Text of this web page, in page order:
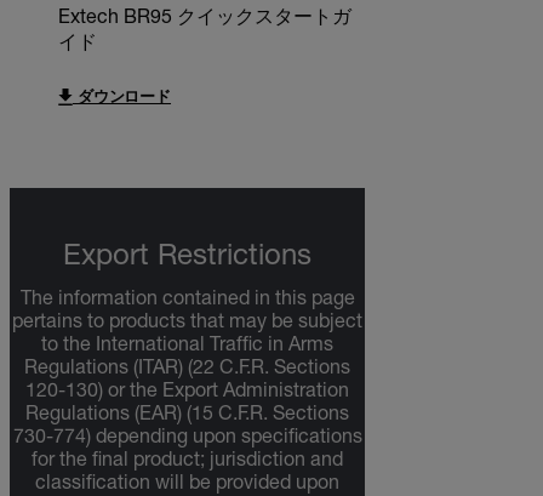
Extech BR95 クイックスタートガ
イド
ダウンロード
Export Restrictions
The information contained in this page
pertains to products that may be subject
to the International Traffic in Arms
Regulations (ITAR) (22 C.F.R. Sections
120-130) or the Export Administration
Regulations (EAR) (15 C.F.R. Sections
730-774) depending upon specifications
for the final product; jurisdiction and
classification will be provided upon